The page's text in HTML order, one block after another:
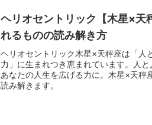
ヘリオセントリック【木星×天
れるものの読み解き方
ヘリオセントリック木星×天秤座は「人
力」に生まれつき恵まれています。人と
あなたの人生を広げる力に。木星×天秤
読み解きます。